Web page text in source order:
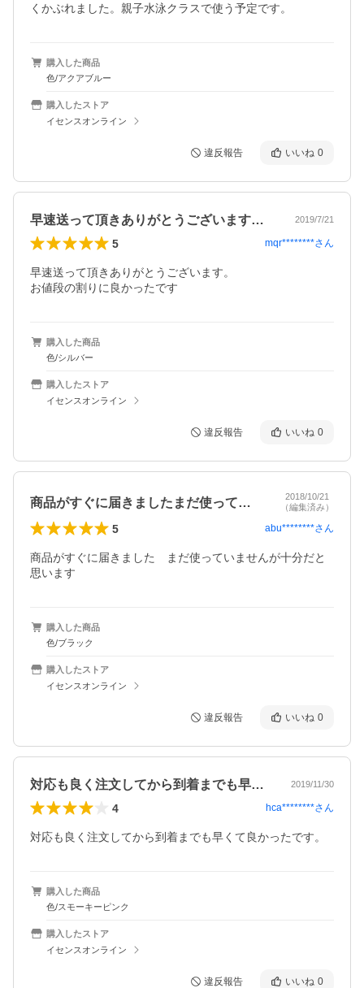
くかぶれました。親子水泳クラスで使う予定です。
購入した商品
色/アクアブルー
購入したストア
イセンスオンライン
違反報告 いいね 0
早速送って頂きありがとうございます。お… 2019/7/21
5 mqr********さん
早速送って頂きありがとうございます。
お値段の割りに良かったです
購入した商品
色/シルバー
購入したストア
イセンスオンライン
違反報告 いいね 0
商品がすぐに届きましたまだ使っていませ…
2018/10/21
（編集済み）
5 abu********さん
商品がすぐに届きました　まだ使っていませんが十分だと
思います
購入した商品
色/ブラック
購入したストア
イセンスオンライン
違反報告 いいね 0
対応も良く注文してから到着までも早くて… 2019/11/30
4 hca********さん
対応も良く注文してから到着までも早くて良かったです。
購入した商品
色/スモーキーピンク
購入したストア
イセンスオンライン
違反報告 いいね 0